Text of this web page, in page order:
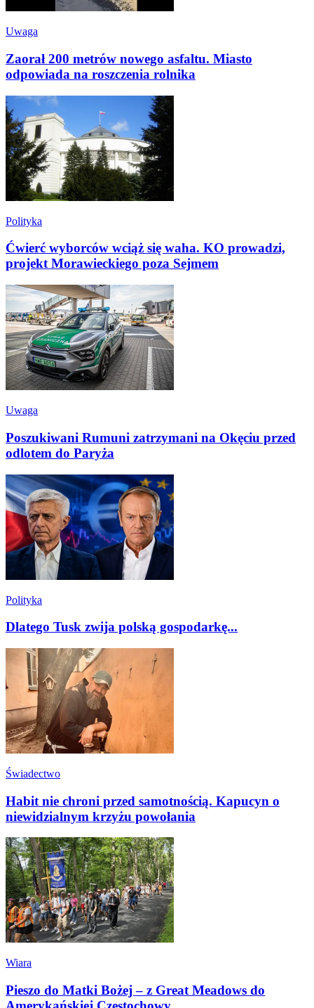
Uwaga
Zaorał 200 metrów nowego asfaltu. Miasto
odpowiada na roszczenia rolnika
Polityka
Ćwierć wyborców wciąż się waha. KO prowadzi,
projekt Morawieckiego poza Sejmem
Uwaga
Poszukiwani Rumuni zatrzymani na Okęciu przed
odlotem do Paryża
Polityka
Dlatego Tusk zwija polską gospodarkę...
Świadectwo
Habit nie chroni przed samotnością. Kapucyn o
niewidzialnym krzyżu powołania
Wiara
Pieszo do Matki Bożej – z Great Meadows do